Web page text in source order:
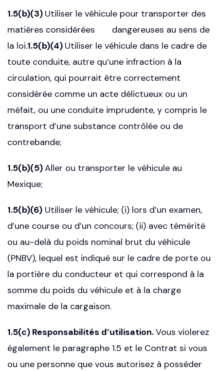
1.5(b)(3) Utiliser le véhicule pour transporter des
matières considérées dangereuses au sens de
la loi.1.5(b)(4) Utiliser le véhicule dans le cadre de
toute conduite, autre qu’une infraction à la
circulation, qui pourrait être correctement
considérée comme un acte délictueux ou un
méfait, ou une conduite imprudente, y compris le
transport d’une substance contrôlée ou de
contrebande;
1.5(b)(5)Aller ou transporter le véhicule au
Mexique;
1.5(b)(6) Utiliser le véhicule; (i) lors d’un examen,
d’une course ou d’un concours; (ii) avec témérité
ou au-delà du poids nominal brut du véhicule
(PNBV), lequel est indiqué sur le cadre de porte ou
la portière du conducteur et qui correspond à la
somme du poids du véhicule et à la charge
maximale de la cargaison.
1.5(c) Responsabilités d’utilisation.Vous violerez
également le paragraphe 1.5 et le Contrat si vous
ou une personne que vous autorisez à posséder